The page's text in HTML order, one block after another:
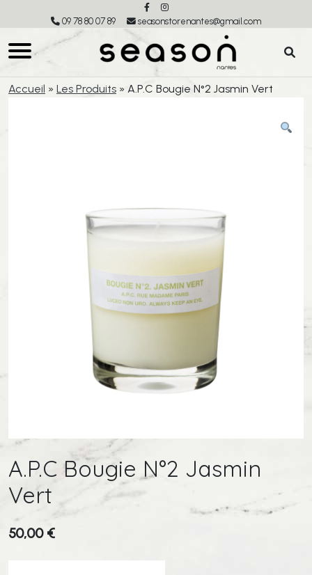
09 78 80 07 89 seasonstorenantes@gmail.com
Accueil » Les Produits » A.P.C Bougie N°2 Jasmin Vert
A.P.C Bougie N°2 Jasmin
Vert
50,00 €